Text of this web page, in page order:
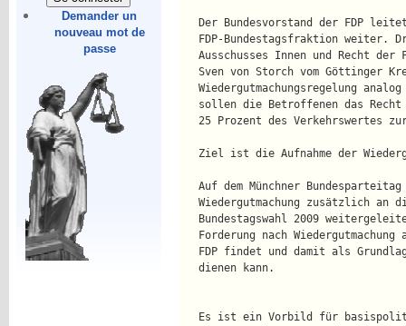
Demander un
nouveau mot de
passe
Der Bundesvorstand der FDP
FDP-Bundestagsfraktion
Ausschusses Innen und Recht
Sven von Storch vom
Wiedergutmachungsregelung
sollen die Betroffenen das
25 Prozent des
Ziel ist die Aufnahme der
Auf dem Münchner
Wiedergutmachung
Bundestagswahl 2009
Forderung nach
FDP findet und damit als
Es ist ein Vorbild für